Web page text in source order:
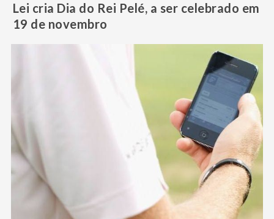
Lei cria Dia do Rei Pelé, a ser celebrado em
19 de novembro